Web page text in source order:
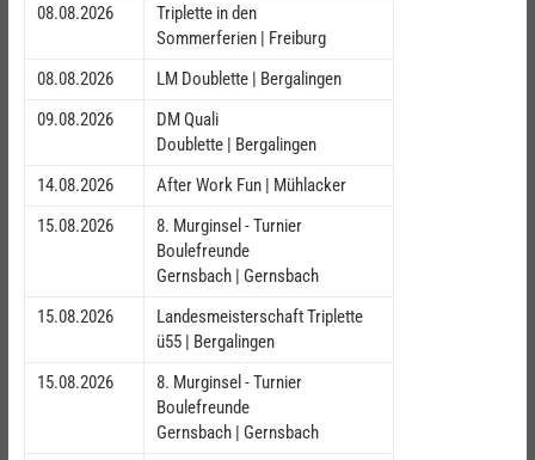
08.08.2026
Triplette in den
Sommerferien | Freiburg
08.08.2026
LM Doublette | Bergalingen
09.08.2026
DM Quali
Doublette | Bergalingen
14.08.2026
After Work Fun | Mühlacker
15.08.2026
8. Murginsel - Turnier
Boulefreunde
Gernsbach | Gernsbach
15.08.2026
Landesmeisterschaft Triplette
ü55 | Bergalingen
15.08.2026
8. Murginsel - Turnier
Boulefreunde
Gernsbach | Gernsbach